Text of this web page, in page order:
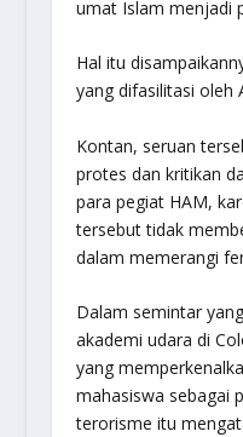
umat Islam menjadi
Hal itu
yang difasilitasi oleh
Kontan, seruan
protes dan kritikan
para pegiat HAM,
tersebut tidak
dalam memerangi
Dalam semintar
akademi udara di
yang
mahasiswa sebagai
terorisme itu